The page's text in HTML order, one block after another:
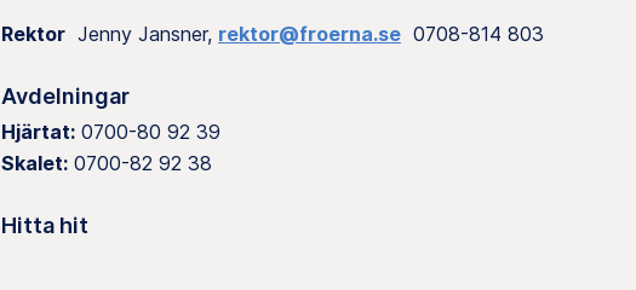
Rektor Jenny Jansner, rektor@froerna.se 0708-814 803
Avdelningar
Hjärtat: 0700-80 92 39
Skalet: 0700-82 92 38
Hitta hit